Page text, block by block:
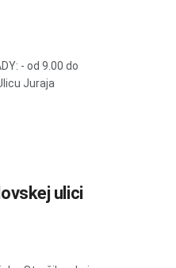
- od 9.00 do
Juraja
ulici